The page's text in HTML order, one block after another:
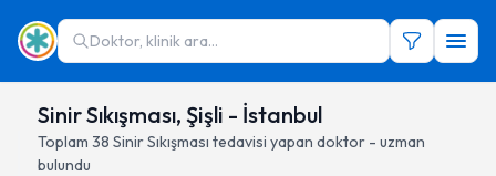
Doktor, klinik ara...
Sinir Sıkışması, Şişli - İstanbul
Toplam 38 Sinir Sıkışması tedavisi yapan doktor - uzman
bulundu